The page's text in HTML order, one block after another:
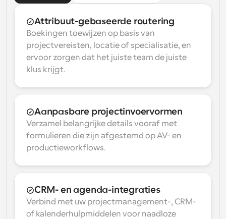
Attribuut-gebaseerde routering
Boekingen toewijzen op basis van
projectvereisten, locatie of specialisatie, en
ervoor zorgen dat het juiste team de juiste
klus krijgt.
Aanpasbare projectinvoervormen
Verzamel belangrijke details vooraf met
formulieren die zijn afgestemd op AV- en
productieworkflows.
CRM- en agenda-integraties
Verbind met uw projectmanagement-, CRM-
of kalenderhulpmiddelen voor naadloze